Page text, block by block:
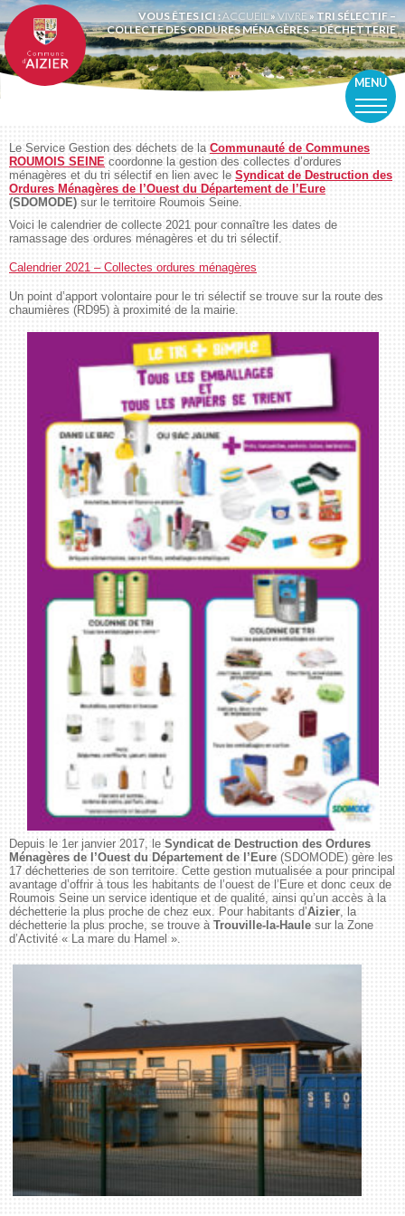
VOUS ÊTES ICI :ACCUEIL » VIVRE » TRI SÉLECTIF –
COLLECTE DES ORDURES MÉNAGÈRES – DÉCHETTERIE
MENU
Le Service Gestion des déchets de la Communauté de Communes
ROUMOIS SEINE coordonne la gestion des collectes d’ordures
ménagères et du tri sélectif en lien avec le Syndicat de Destruction des
Ordures Ménagères de l’Ouest du Département de l’Eure
(SDOMODE) sur le territoire Roumois Seine.
Voici le calendrier de collecte 2021 pour connaître les dates de
ramassage des ordures ménagères et du tri sélectif.
Calendrier 2021 – Collectes ordures ménagères
Un point d’apport volontaire pour le tri sélectif se trouve sur la route des
chaumières (RD95) à proximité de la mairie.
Depuis le 1er janvier 2017, le Syndicat de Destruction des Ordures
Ménagères de l’Ouest du Département de l’Eure (SDOMODE) gère les
17 déchetteries de son territoire. Cette gestion mutualisée a pour principal
avantage d’offrir à tous les habitants de l’ouest de l’Eure et donc ceux de
Roumois Seine un service identique et de qualité, ainsi qu’un accès à la
déchetterie la plus proche de chez eux. Pour habitants d’Aizier , la
déchetterie la plus proche, se trouve à Trouville-la-Haule sur la Zone
d’Activité « La mare du Hamel ».